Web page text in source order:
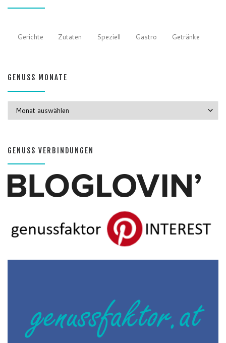
Gerichte Zutaten Speziell Gastro Getränke
GENUSS MONATE
GENUSS VERBINDUNGEN